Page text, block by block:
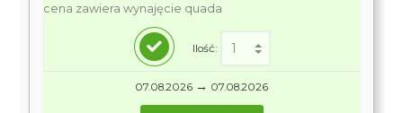
cena zawiera wynajęcie quada
Ilość:
07.08.2026 → 07.08.2026